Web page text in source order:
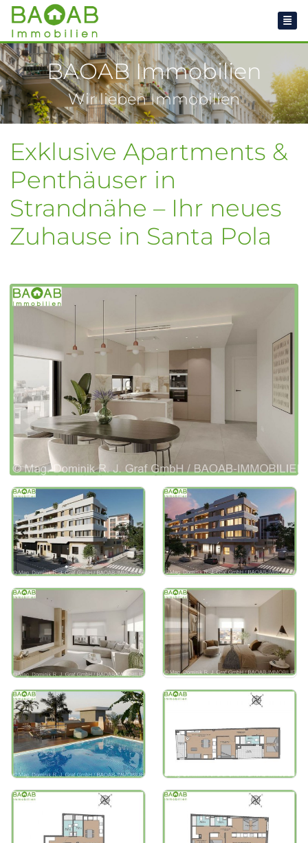
BAOAB Immobilien
Wir lieben Immobilien
Exklusive Apartments &
Penthäuser in
Strandnähe – Ihr neues
Zuhause in Santa Pola